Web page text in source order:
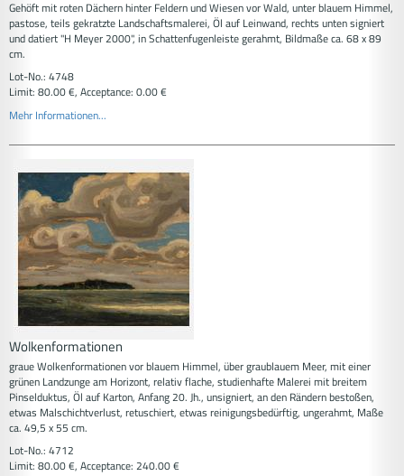
Gehöft mit roten Dächern hinter Feldern und Wiesen vor Wald, unter blauem Himmel,
pastose, teils gekratzte Landschaftsmalerei, Öl auf Leinwand, rechts unten signiert
und datiert "H Meyer 2000", in Schattenfugenleiste gerahmt, Bildmaße ca. 68 x 89
cm.
Lot-No.: 4748
Limit: 80.00 €, Acceptance: 0.00 €
Mehr Informationen...
Wolkenformationen
graue Wolkenformationen vor blauem Himmel, über graublauem Meer, mit einer
grünen Landzunge am Horizont, relativ flache, studienhafte Malerei mit breitem
Pinselduktus, Öl auf Karton, Anfang 20. Jh., unsigniert, an den Rändern bestoßen,
etwas Malschichtverlust, retuschiert, etwas reinigungsbedürftig, ungerahmt, Maße
ca. 49,5 x 55 cm.
Lot-No.: 4712
Limit: 80.00 €, Acceptance: 240.00 €